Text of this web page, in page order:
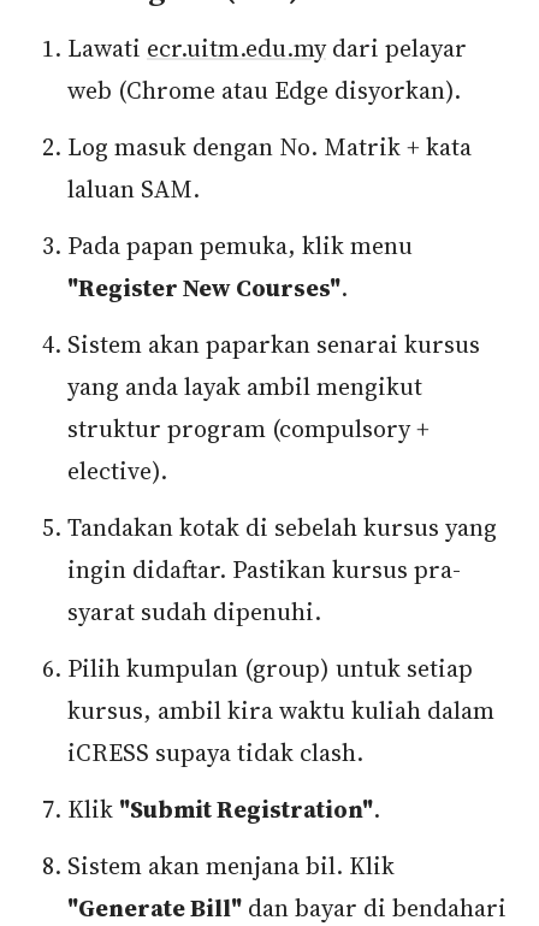
Lawati ecr.uitm.edu.mydari pelayar
web (Chrome atau Edge disyorkan).
Log masuk dengan No. Matrik + kata
laluan SAM.
Pada papan pemuka, klik menu
"Register New Courses".
Sistem akan paparkan senarai kursus
yang anda layak ambil mengikut
struktur program (compulsory +
elective).
Tandakan kotak di sebelah kursus yang
ingin didaftar. Pastikan kursus pra-
syarat sudah dipenuhi.
Pilih kumpulan (group) untuk setiap
kursus, ambil kira waktu kuliah dalam
iCRESS supaya tidak clash.
Klik "Submit Registration".
Sistem akan menjana bil. Klik
"Generate Bill" dan bayar di bendahari